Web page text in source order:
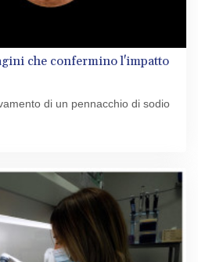
che confermino l'impatto
di un pennacchio di sodio